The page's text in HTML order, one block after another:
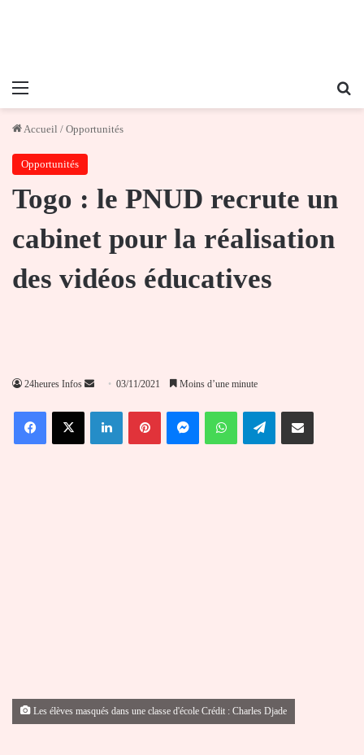
Menu
Accueil / Opportunités
Opportunités
Togo : le PNUD recrute un
cabinet pour la réalisation
des vidéos éducatives
24heures Infos
Envoyer
courriel
03/11/2021 Moins d’une minute
FacebookX LinkedinPinterestMessengerWhatsAppTelegramPartager par email
Les élèves masqués dans une classe d'école Crédit : Charles Djade